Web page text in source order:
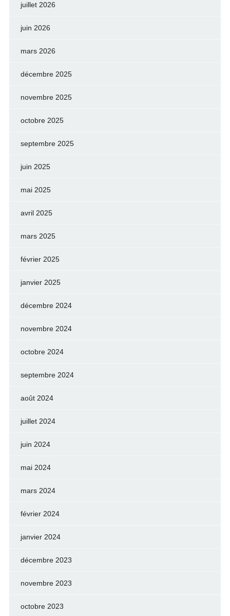
juillet 2026
juin 2026
mars 2026
décembre 2025
novembre 2025
octobre 2025
septembre 2025
juin 2025
mai 2025
avril 2025
mars 2025
février 2025
janvier 2025
décembre 2024
novembre 2024
octobre 2024
septembre 2024
août 2024
juillet 2024
juin 2024
mai 2024
mars 2024
février 2024
janvier 2024
décembre 2023
novembre 2023
octobre 2023